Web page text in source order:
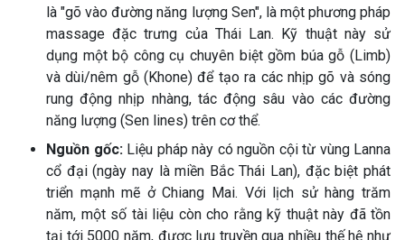
là "gõ vào đường năng lượng Sen", là một phương pháp
massage đặc trưng của Thái Lan. Kỹ thuật này sử
dụng một bộ công cụ chuyên biệt gồm búa gỗ (Limb)
và dùi/nêm gỗ (Khone) để tạo ra các nhịp gõ và sóng
rung động nhịp nhàng, tác động sâu vào các đường
năng lượng (Sen lines) trên cơ thể.
Nguồn gốc:Liệu pháp này có nguồn cội từ vùng Lanna
cổ đại (ngày nay là miền Bắc Thái Lan), đặc biệt phát
triển mạnh mẽ ở Chiang Mai. Với lịch sử hàng trăm
năm, một số tài liệu còn cho rằng kỹ thuật này đã tồn
tại tới 5000 năm, được lưu truyền qua nhiều thế hệ như